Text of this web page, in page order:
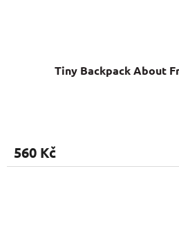
Tiny Backpack About
560 Kč